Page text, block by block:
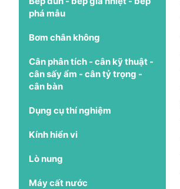
phá mẫu
Bơm chân không
Cân phân tích - cân kỹ thuật -
cân sấy ẩm - cân tỷ trọng -
cân bàn
Dụng cụ thí nghiệm
Kính hiển vi
Lò nung
Máy cất nước